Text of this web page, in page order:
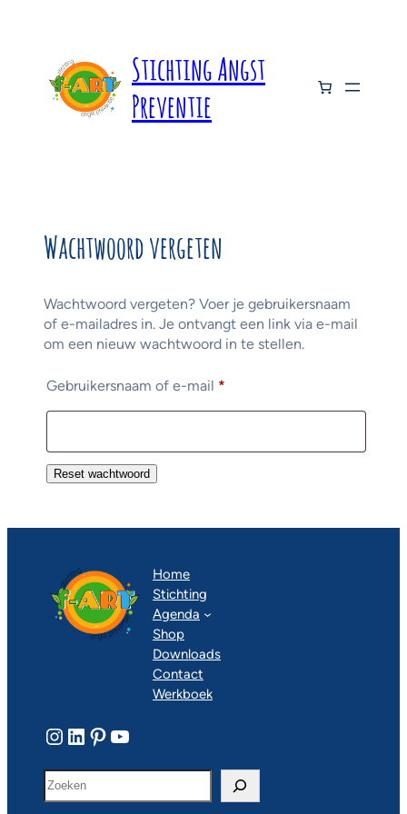
Stichting Angst
Preventie
Wachtwoord vergeten
Wachtwoord vergeten? Voer je gebruikersnaam
of e-mailadres in. Je ontvangt een link via e-mail
om een nieuw wachtwoord in te stellen.
Gebruikersnaam of e-mail *
Reset wachtwoord
Home
Stichting
Agenda
Shop
Downloads
Contact
Werkboek
Instagram LinkedIn Pinterest YouTube
Z
o